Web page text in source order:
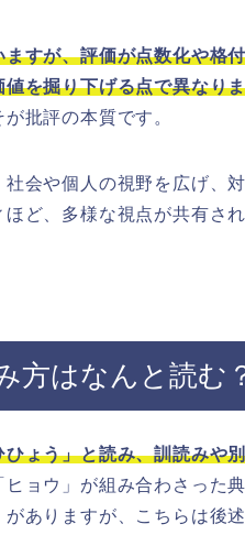
すが、評価が点数化や格
を掘り下げる点で異なり
批評の本質です。
会や個人の視野を広げ、
ど、多様な視点が共有さ
方はなんと読む
ょう」と読み、訓読みや
ョウ」が組み合わさった
がありますが、こちらは後